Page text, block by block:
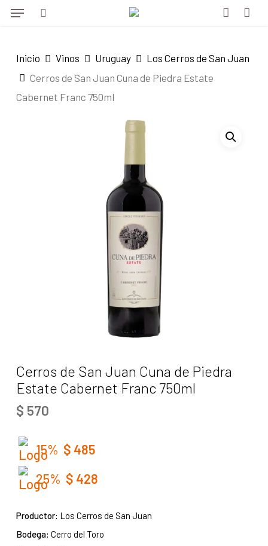
Skip
content
Menu
Inicio Vinos Uruguay
Los Cerros de San Juan
Cerros de San Juan Cuna de Piedra Estate
Cabernet Franc 750ml
Cerros de San Juan Cuna de Piedra
Estate Cabernet Franc 750ml
$ 570
15% $ 485
25% $ 428
Productor: Los Cerros de San Juan
Bodega: Cerro del Toro